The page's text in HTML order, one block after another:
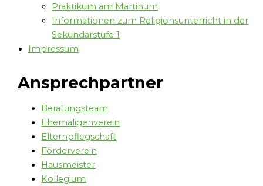
Praktikum am Martinum
Informationen zum Religionsunterricht in der
Sekundarstufe 1
Impressum
Ansprechpartner
Beratungsteam
Ehemaligenverein
Elternpflegschaft
Förderverein
Hausmeister
Kollegium